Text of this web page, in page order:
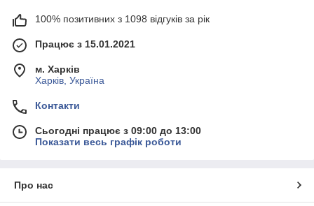
100% позитивних з 1098 відгуків за рік
Працює з 15.01.2021
м. Харків
Харків, Україна
Контакти
Сьогодні працює з 09:00 до 13:00
Показати весь графік роботи
Про нас